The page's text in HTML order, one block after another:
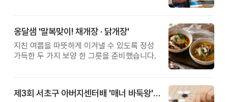
옹달샘 '말복맞이! 채개장 · 닭개장'
지친 여름을 따뜻하게 이겨낼 수 있도록 정성
가득한 두 가지 보양 한 그릇을 준비했습니다.
제3회 서초구 아버지센터배 '매너 바둑왕' 대회